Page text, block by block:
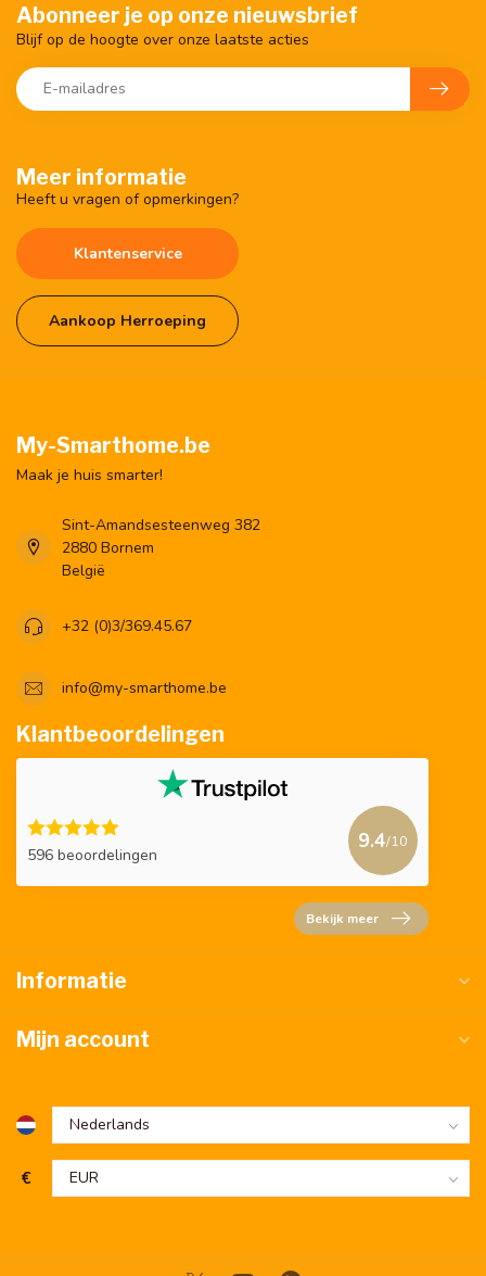
Meer informatie
Heeft u vragen of opmerkingen?
Klantenservice
Aankoop Herroeping
Abonneer je op onze nieuwsbrief
Blijf op de hoogte over onze laatste acties
My-Smarthome.be
Maak je huis smarter!
Sint-Amandsesteenweg 382
2880 Bornem
België
+32 (0)3/369.45.67
info@my-smarthome.be
Klantbeoordelingen
596 beoordelingen
9.4/10
Bekijk meer
Informatie
Mijn account
€